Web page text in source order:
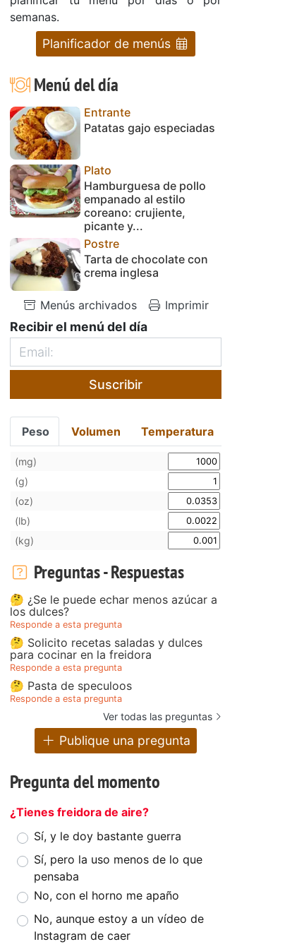
semanas.
Planificador de menús
Menú del día
Entrante
Patatas gajo especiadas
Plato
Hamburguesa de pollo
empanado al estilo
coreano: crujiente,
picante y...
Postre
Tarta de chocolate con
crema inglesa
Menús archivados Imprimir
Recibir el menú del día
Suscribir
Peso Volumen Temperatura
(mg)
(g)
(oz)
(lb)
(kg)
Preguntas - Respuestas
🤔 ¿Se le puede echar menos azúcar a
los dulces?
Responde a esta pregunta
🤔 Solicito recetas saladas y dulces
para cocinar en la freidora
Responde a esta pregunta
🤔 Pasta de speculoos
Responde a esta pregunta
Ver todas las preguntas
Publique una pregunta
Pregunta del momento
¿Tienes freidora de aire?
Sí, y le doy bastante guerra
Sí, pero la uso menos de lo que
pensaba
No, con el horno me apaño
No, aunque estoy a un vídeo de
Instagram de caer